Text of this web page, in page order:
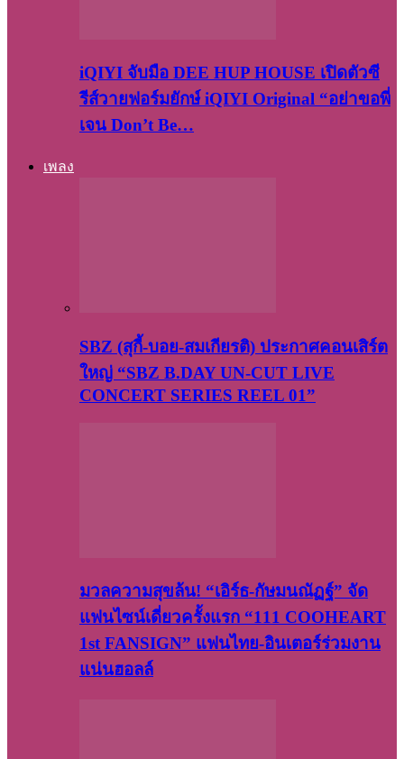
iQIYI จับมือ DEE HUP HOUSE เปิดตัวซี
รีส์วายฟอร์มยักษ์ iQIYI Original “อย่าขอพี่
เจน Don’t Be…
เพลง
SBZ (สุกี้-บอย-สมเกียรติ) ประกาศคอนเสิร์ต
ใหญ่ “SBZ B.DAY UN-CUT LIVE
CONCERT SERIES REEL 01”
มวลความสุขล้น! “เอิร์ธ-กัษมนณัฏฐ์” จัด
แฟนไซน์เดี่ยวครั้งแรก “111 COOHEART
1st FANSIGN” แฟนไทย-อินเตอร์ร่วมงาน
แน่นฮอลล์